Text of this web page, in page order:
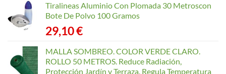
Tiralineas Aluminio Con Plomada 30 Metroscon
Bote De Polvo 100 Gramos
29,10€
MALLA SOMBREO. COLOR VERDE CLARO.
ROLLO 50 METROS. Reduce Radiación,
Protección Jardín y Terraza, Regula Temperatura